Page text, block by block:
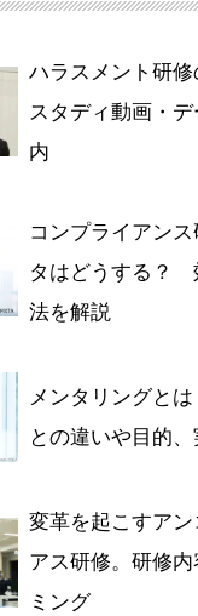
ハラスメント研
スタディ動画・
内
コンプライアン
タはどうする？
法を解説
メンタリングと
との違いや目的
変革を起こすア
アス研修。研修
ミング